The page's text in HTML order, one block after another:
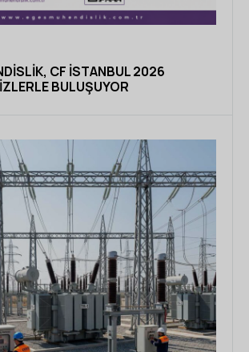
CF İSTANBUL 2026
BULUŞUYOR